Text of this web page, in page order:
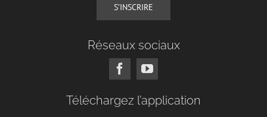
S’INSCRIRE
Réseaux sociaux
Téléchargez l’application